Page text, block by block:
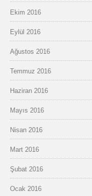
Ekim 2016
Eylül 2016
Ağustos 2016
Temmuz 2016
Haziran 2016
Mayıs 2016
Nisan 2016
Mart 2016
Şubat 2016
Ocak 2016